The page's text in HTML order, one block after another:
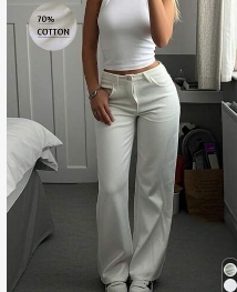
s, festivales, actividades al aire libr
e, uso en primavera/verano, ideales
para mujeres altas